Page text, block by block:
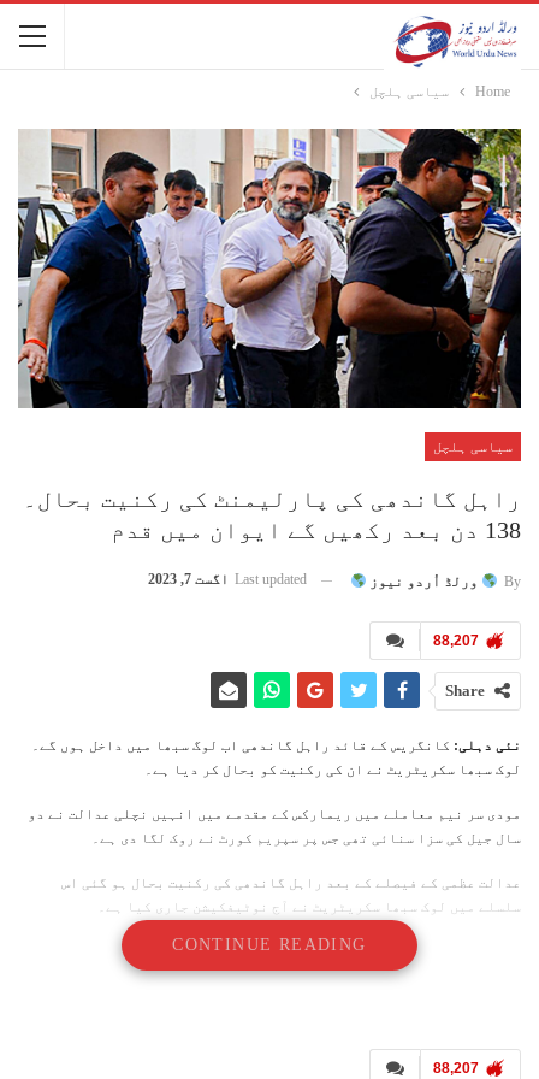
Home سیاسی ہلچل
سیاسی ہلچل
راہل گاندھی کی پارلیمنٹ کی رکنیت بحال۔
138 دن بعد رکھیں گے ایوان میں قدم
By ورلڈ اُردو نیوز Last updated اگست 7, 2023
88,207
Share
نئی دہلی: کانگریس کے قائد راہل گاندھی اب لوگ سبھا میں داخل ہوں گے۔
لوک سبھا سکریٹریٹ نے ان کی رکنیت کو بحال کر دیا ہے۔
مودی سر نیم معاملے میں ریمارکس کے مقدمے میں انہیں نچلی عدالت نے دو
سال جیل کی سزا سنائی تھی جس پر سپریم کورٹ نے روک لگا دی ہے۔
عدالت عظمی کے فیصلے کے بعد راہل گاندھی کی رکنیت بحال ہو گئی اس
سلسلے میں لوک سبھا سکریٹریٹ نے آج نوٹیفکیشن جاری کیا ہے۔
راہل گاندھی کی رکنیت بحال ہونے پر دلی 10 جن پت کے قریب کانگرس
کارکنوں کی جانب سے جشن منایا جا رہا ہے۔ واضح رہے کہ اپوزیشن کی جانب
امکان ہے کہ راہل گاندھی مباحث میں حصہ لیں گے۔
CONTINUE READING
88,207